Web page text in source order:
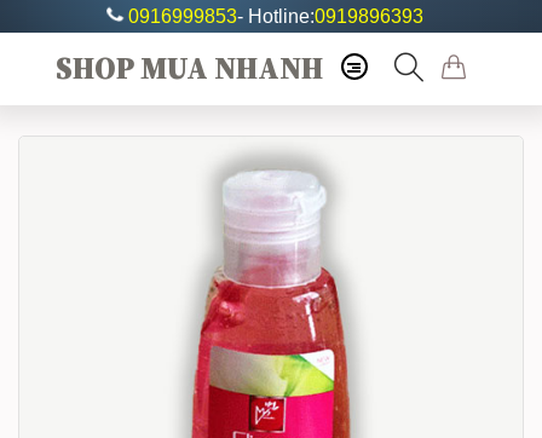
0916999853- Hotline:0919896393
SHOP MUA NHANH